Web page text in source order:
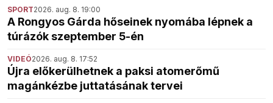
SPORT2026. aug. 8. 19:00
A Rongyos Gárda hőseinek nyomába lépnek a
túrázók szeptember 5-én
VIDEÓ2026. aug. 8. 17:52
Újra előkerülhetnek a paksi atomerőmű
magánkézbe juttatásának tervei